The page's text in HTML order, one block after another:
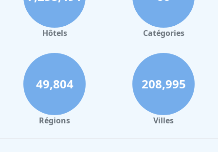
Hôtels à Valence
Hôtels à Gerardmer
Hôtels à Londres
Hôtels à Reims
Hôtels à Milan
Hôtels à Barcelone
Hôtels Catégories
49,804
Régions
208,995
Villes